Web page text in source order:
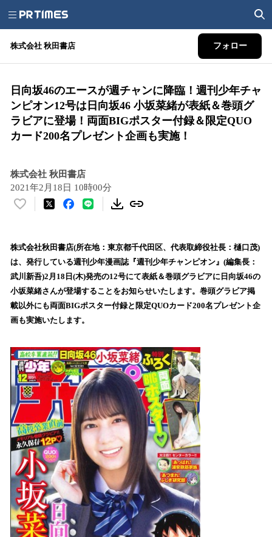
株式会社 秋田書店 フォロー
日向坂46のエースが週チャンに降臨！週刊少年チャ
ンピオン12号は日向坂46 小坂菜緒が表紙＆巻頭グ
ラビアに登場！両面BIGポスター付録＆限定QUO
カード200名プレゼント企画も実施！
株式会社 秋田書店
2021年2月18日 10時00分
い
！
数
を
読
み
込
み
で
す
株式会社秋田書店(所在地：東京都千代田区、代表取締役社長：樋口茂)
は、発行している週刊少年漫画誌『週刊少年チャンピオン』(編集長：
武川新吾)2月18日(木)発売の12号にて表紙＆巻頭グラビアに日向坂46の
小坂菜緒さんが登場することをお知らせいたします。巻頭グラビア掲
載以外にも両面BIGポスター付録と限定QUOカード200名プレゼント企
画も実施いたします。